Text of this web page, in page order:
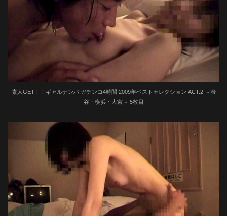
素人GET！！ギャルナンパ ガチンコ4時間 2009年ベストセレクション ACT.2 ～渋
谷・横浜・大宮～ 5枚目